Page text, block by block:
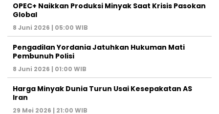
OPEC+ Naikkan Produksi Minyak Saat Krisis Pasokan
Global
8 Juni 2026 | 05:00 WIB
Pengadilan Yordania Jatuhkan Hukuman Mati
Pembunuh Polisi
8 Juni 2026 | 01:00 WIB
Harga Minyak Dunia Turun Usai Kesepakatan AS
Iran
29 Mei 2026 | 21:00 WIB